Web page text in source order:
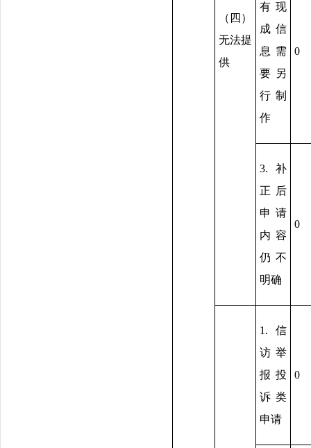
（四）
无法提
供
有现
成信
息需
要另
行制
作
0
3.补
正后
申请
内容
仍不
明确
0
1.信
访举
报投
诉类
申请
0